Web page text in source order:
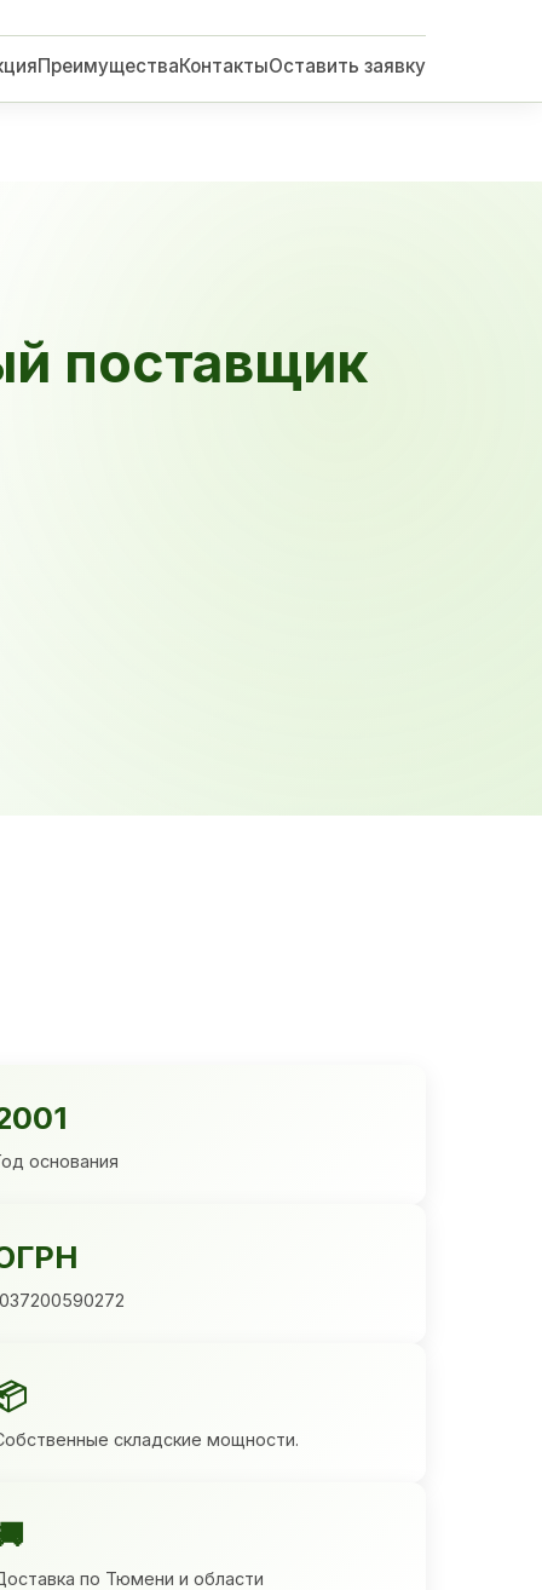
ПреимуществаКонтактыОставить заявку
поставщик
основания
складские мощности.
по Тюмени и области